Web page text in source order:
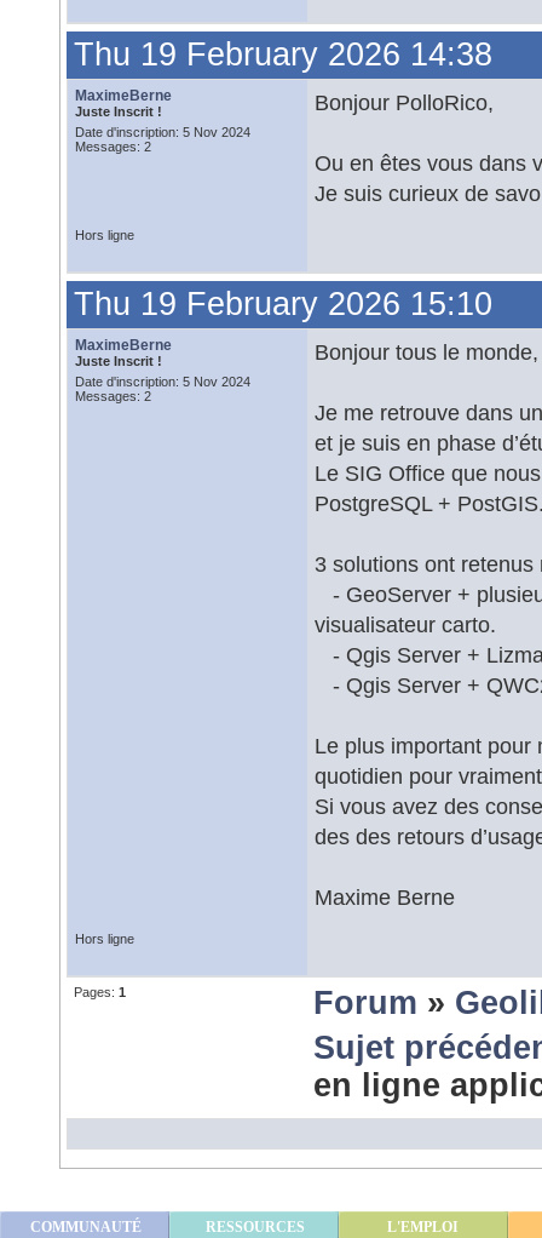
Thu 19 February 2026 14:38
MaximeBerne
Juste Inscrit !
Date d'inscription: 5 Nov 2024
Messages: 2
Bonjour PolloRico,
Ou en êtes vous dans
Je suis curieux de
Hors ligne
Thu 19 February 2026 15:10
MaximeBerne
Juste Inscrit !
Date d'inscription: 5 Nov 2024
Messages: 2
Bonjour tous le monde,
Je me retrouve dans
et je suis en phase
Le SIG Office que
PostgreSQL +
3 solutions ont retenus
- GeoServer +
visualisateur carto.
- Qgis Server +
- Qgis Server +
Le plus important pour
quotidien pour
Si vous avez des
des des retours
Maxime Berne
Hors ligne
Pages: 1 Forum »
Sujet
en ligne
COMMUNAUTÉ RESSOURCES L'EMPLOI